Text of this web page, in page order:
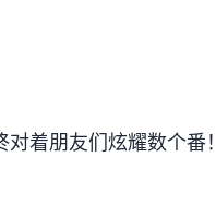
着朋友们炫耀数个番！